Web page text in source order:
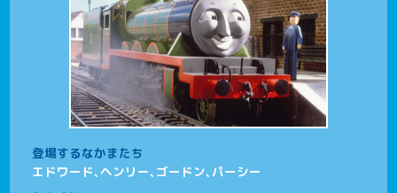
登場するなかまたち
エドワード、ヘンリー、ゴードン、パーシー